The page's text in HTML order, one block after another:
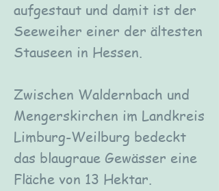
aufgestaut und damit ist der
Seeweiher einer der ältesten
Stauseen in Hessen.
Zwischen Waldernbach und
Mengerskirchen im Landkreis
Limburg-Weilburg bedeckt
das blaugraue Gewässer eine
Fläche von 13 Hektar.